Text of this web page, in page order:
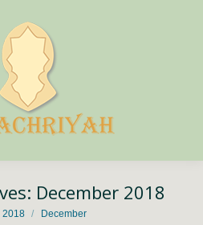
December 2018
2018 December